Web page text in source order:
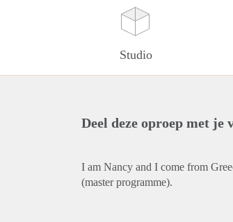
Studio
Deel deze oproep met je
I am Nancy and I come from
(master programme).